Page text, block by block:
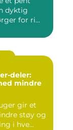
dyktig
for ri...
deler:
mindre
gir et
støy og
i hve...